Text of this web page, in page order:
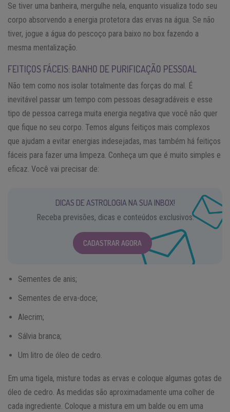
Se tiver uma banheira, mergulhe nela, enquanto visualiza todo seu
corpo absorvendo a energia protetora das ervas na água. Se não
tiver, jogue a água do pescoço para baixo no box fazendo a
mesma mentalização.
FEITIÇOS FÁCEIS: BANHO DE PURIFICAÇÃO PESSOAL
Não tem como nos isolar totalmente das forças do mal. É
inevitável passar um tempo com pessoas desagradáveis e esse
tipo de pessoa carrega muita energia negativa que você não quer
que fique no seu corpo. Temos alguns feitiços mais complexos
que ajudam a evitar energias indesejadas, mas também há feitiços
fáceis para fazer uma limpeza. Conheça um que é muito simples e
eficaz. Você vai precisar de:
DICAS DE ASTROLOGIA NA SUA INBOX!
Receba previsões, dicas e conteúdos exclusivos.
CADASTRAR AGORA
Sementes de anis;
Sementes de erva-doce;
Alecrim;
Sálvia branca;
Um litro de óleo de cedro.
Em uma tigela, misture todas as ervas e coloque algumas gotas de
óleo de cedro. As medidas são aproximadamente uma colher de
cada ingrediente. Coloque a mistura em um balde ou em uma